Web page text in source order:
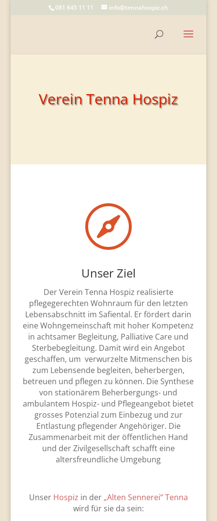
081 645 11 11 info@tennahospiz.ch
Verein Tenna Hospiz

Unser Ziel
Der Verein Tenna Hospiz realisierte
pflegegerechten Wohnraum für den letzten
Lebensabschnitt im Safiental. Er fördert darin
eine Wohngemeinschaft mit hoher Kompetenz
in achtsamer Begleitung, Palliative Care und
Sterbebegleitung. Damit wird ein Angebot
geschaffen, um verwurzelte Mitmenschen bis
zum Lebensende begleiten, beherbergen,
betreuen und pflegen zu können. Die Synthese
von stationärem Beherbergungs- und
ambulantem Hospiz- und Pflegeangebot bietet
grosses Potenzial zum Einbezug und zur
Entlastung pflegender Angehöriger. Die
Zusammenarbeit mit der öffentlichen Hand
und der Zivilgesellschaft schafft eine
altersfreundliche Umgebung
Unser Hospiz in der „Alten Sennerei“ Tenna
wird für sie da sein: